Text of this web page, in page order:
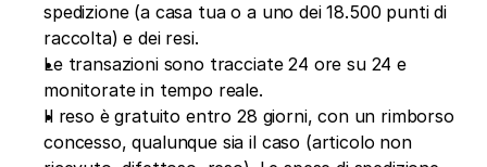
spedizione (a casa tua o a uno dei 18.500 punti di
raccolta) e dei resi.
Le transazioni sono tracciate 24 ore su 24 e
monitorate in tempo reale.
Il reso è gratuito entro 28 giorni, con un rimborso
concesso, qualunque sia il caso (articolo non